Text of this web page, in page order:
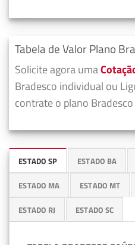
Tabela de Valor Plano
Solicite agora uma
Bradesco individual ou
contrate o plano
ESTADO SP ESTADO BA
ESTADO MA ESTADO MT
ESTADO RJ ESTADO SC